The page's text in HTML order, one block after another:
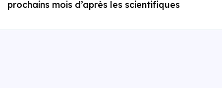
prochains mois d’après les scientifiques